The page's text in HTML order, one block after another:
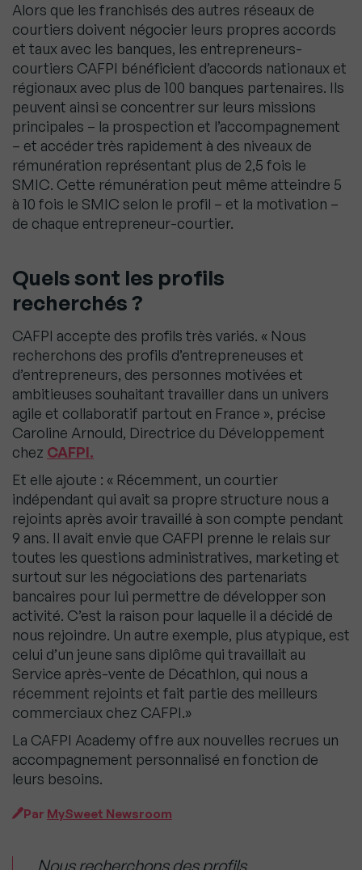
Alors que les franchisés des autres réseaux de
courtiers doivent négocier leurs propres accords
et taux avec les banques, les entrepreneurs-
courtiers CAFPI bénéficient d’accords nationaux et
régionaux avec plus de 100 banques partenaires. Ils
peuvent ainsi se concentrer sur leurs missions
principales – la prospection et l’accompagnement
– et accéder très rapidement à des niveaux de
rémunération représentant plus de 2,5 fois le
SMIC. Cette rémunération peut même atteindre 5
à 10 fois le SMIC selon le profil – et la motivation –
de chaque entrepreneur-courtier.
Quels sont les profils
recherchés ?
CAFPI accepte des profils très variés. « Nous
recherchons des profils d’entrepreneuses et
d’entrepreneurs, des personnes motivées et
ambitieuses souhaitant travailler dans un univers
agile et collaboratif partout en France », précise
Caroline Arnould, Directrice du Développement
chez CAFPI.
Et elle ajoute : « Récemment, un courtier
indépendant qui avait sa propre structure nous a
rejoints après avoir travaillé à son compte pendant
9 ans. Il avait envie que CAFPI prenne le relais sur
toutes les questions administratives, marketing et
surtout sur les négociations des partenariats
bancaires pour lui permettre de développer son
activité. C’est la raison pour laquelle il a décidé de
nous rejoindre. Un autre exemple, plus atypique, est
celui d’un jeune sans diplôme qui travaillait au
Service après-vente de Décathlon, qui nous a
récemment rejoints et fait partie des meilleurs
commerciaux chez CAFPI.»
La CAFPI Academy offre aux nouvelles recrues un
accompagnement personnalisé en fonction de
leurs besoins.
Par MySweet Newsroom
Nous recherchons des profils